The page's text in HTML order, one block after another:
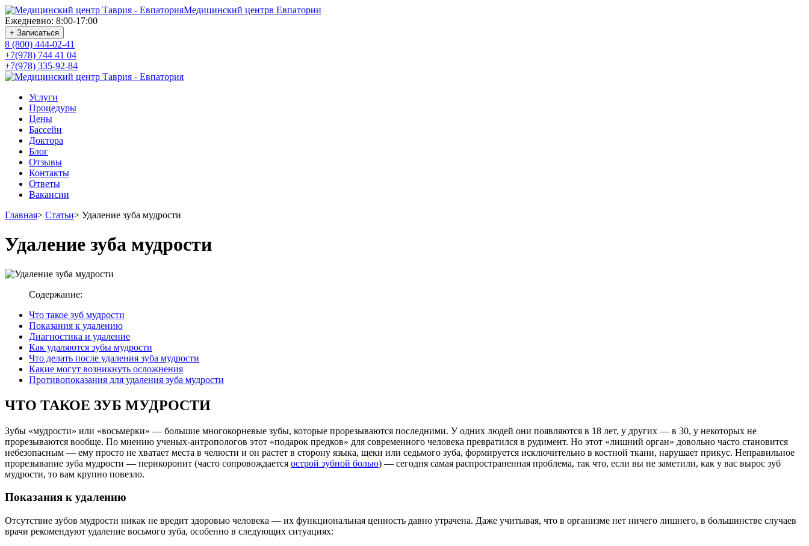
Медицинский центрв Евпатории
Ежедневно: 8:00-17:00
+ Записаться
8 (800) 444-02-41
+7(978) 744 41 04
+7(978) 335-92-84
Услуги
Процедуры
Цены
Бассейн
Доктора
Блог
Отзывы
Контакты
Ответы
Вакансии
Главная> Статьи> Удаление зуба мудрости
Удаление зуба мудрости
Содержание:
Что такое зуб мудрости
Показания к удалению
Диагностика и удаление
Как удаляются зубы мудрости
Что делать после удаления зуба мудрости
Какие могут возникнуть осложнения
Противопоказания для удаления зуба мудрости
ЧТО ТАКОЕ ЗУБ МУДРОСТИ
Зубы «мудрости» или «восьмерки» — большие многокорневые зубы, которые прорезываются последними. У одних людей они появляются в 18 лет, у других — в 30, у некоторых не
прорезываются вообще. По мнению ученых-антропологов этот «подарок предков» для современного человека превратился в рудимент. Но этот «лишний орган» довольно часто становится
небезопасным — ему просто не хватает места в челюсти и он растет в сторону языка, щеки или седьмого зуба, формируется исключительно в костной ткани, нарушает прикус. Неправильное
прорезывание зуба мудрости — перикоронит (часто сопровождается острой зубной болью) — сегодня самая распространенная проблема, так что, если вы не заметили, как у вас вырос зуб
мудрости, то вам крупно повезло.
Показания к удалению
Отсутствие зубов мудрости никак не вредит здоровью человека — их функциональная ценность давно утрачена. Даже учитывая, что в организме нет ничего лишнего, в большинстве случаев
врачи рекомендуют удаление восьмого зуба, особенно в следующих ситуациях: